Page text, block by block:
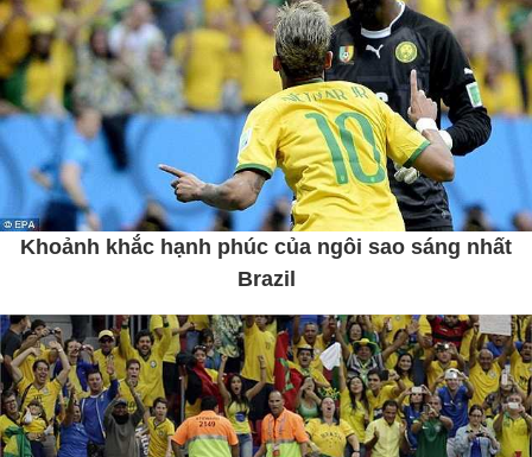
Khoảnh khắc hạnh phúc của ngôi sao sáng nhất
Brazil